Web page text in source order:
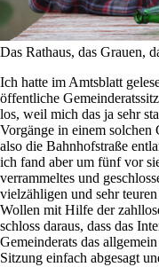
Das Rathaus, das Grauen,
Ich hatte im Amtsblatt
öffentliche
los, weil mich das ja sehr
Vorgänge in einem
also die Bahnhofstraße
ich fand aber um fünf vor
verrammeltes und
vielzähligen und sehr
Wollen mit Hilfe der
schloss daraus, dass das
Gemeinderats das
Sitzung einfach abgesagt